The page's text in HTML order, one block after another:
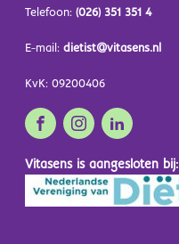
Telefoon: (026) 351 351 4
E-mail: dietist@vitasens.nl
KvK: 09200406
Vitasens is aangesloten bij: